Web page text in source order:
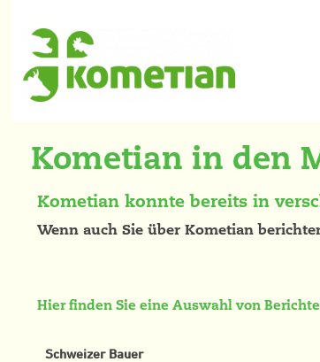
Kometian in den
Kometian konnte bereits in
Wenn auch Sie über Kometian
Hier finden Sie eine Auswahl von
Schweizer Bauer